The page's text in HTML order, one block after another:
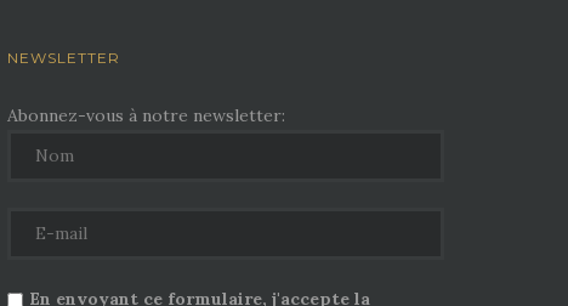
NEWSLETTER
Abonnez-vous à notre newsletter:
En envoyant ce formulaire, j'accepte la